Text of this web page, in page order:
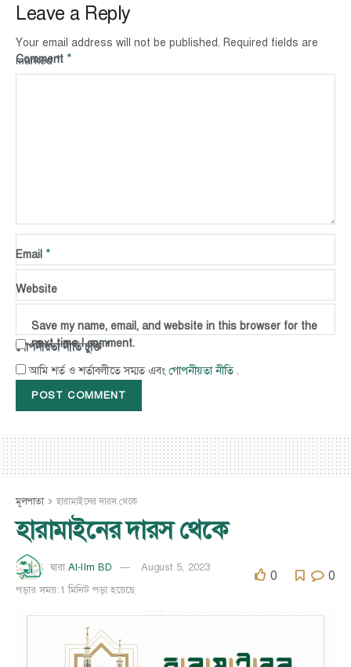
Leave a Reply
Your email address will not be published. Required fields are
marked*
Comment *
Email *
Website
Save my name, email, and website in this browser for the
next time I comment.
গোপনীয়তা নীতি চুক্তি*
আমি শর্ত ও শর্তাবলীতে সম্মত এবং গোপনীয়তা নীতি .
মূলপাতা হারামাইনের দারস থেকে
হারামাইনের দারস থেকে
দ্বারা Al-Ilm BD August 5, 2023
পড়ার সময়:1 মিনিট পড়া হয়েছে
0 0